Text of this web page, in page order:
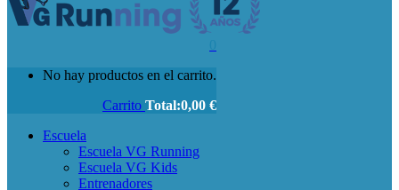
No hay productos en el carrito.
Carrito Total:0,00 €
Escuela
Escuela VG Running
Escuela VG Kids
Entrenadores